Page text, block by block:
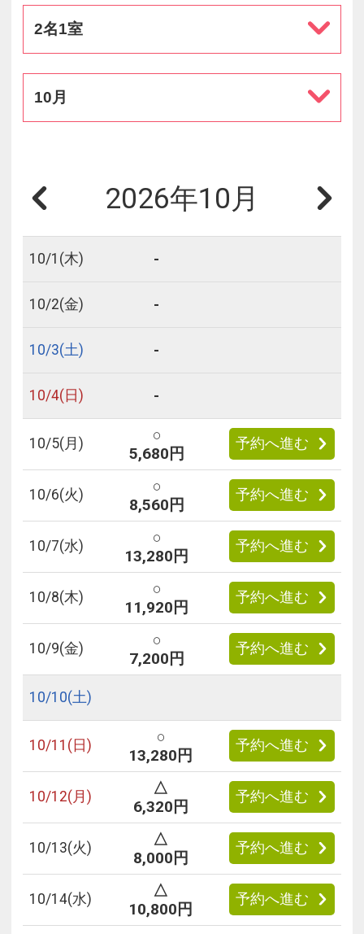
2名1室
10月
2026年10月
10/1 (木) -
10/2(金) -
10/3(土) -
10/4(日) -
10/5(月)
○
5,680円
予約へ進む
10/6(火)
○
8,560円
予約へ進む
10/7(水)
○
13,280円
予約へ進む
10/8(木)
○
11,920円
予約へ進む
10/9(金)
○
7,200円
予約へ進む
10/10(土)
10/11 (日)
○
13,280円
予約へ進む
10/12(月)
△
6,320円
予約へ進む
10/13(火)
△
8,000円
予約へ進む
10/14(水)
△
10,800円
予約へ進む